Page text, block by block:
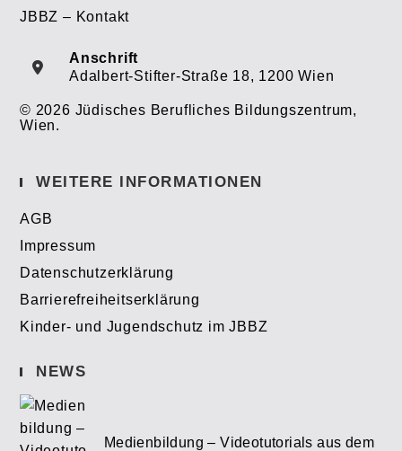
JBBZ – Kontakt
Anschrift
Adalbert-Stifter-Straße 18, 1200 Wien
© 2026 Jüdisches Berufliches Bildungszentrum,
Wien.
WEITERE INFORMATIONEN
AGB
Impressum
Datenschutzerklärung
Barrierefreiheitserklärung
Kinder- und Jugendschutz im JBBZ
NEWS
Medienbildung – Videotutorials aus dem